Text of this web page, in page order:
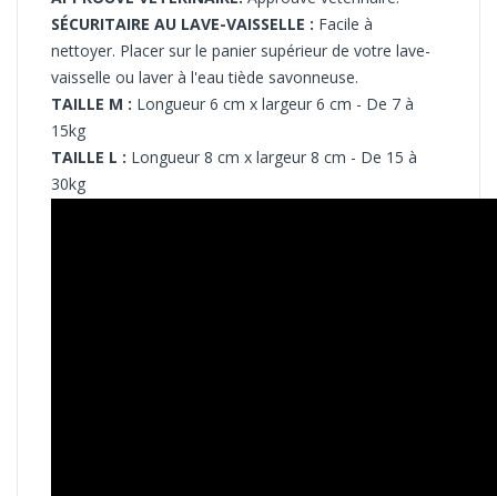
SÉCURITAIRE AU LAVE-VAISSELLE : Facile à
nettoyer. Placer sur le panier supérieur de votre lave-
vaisselle ou laver à l'eau tiède savonneuse.
TAILLE M : Longueur 6 cm x largeur 6 cm - De 7 à
15kg
TAILLE L : Longueur 8 cm x largeur 8 cm - De 15 à
30kg